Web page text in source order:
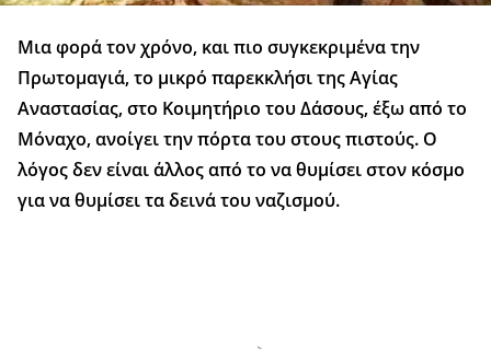
Μια φορά τον χρόνο, και πιο συγκεκριμένα την
Πρωτομαγιά, το μικρό παρεκκλήσι της Αγίας
Αναστασίας, στο Κοιμητήριο του Δάσους, έξω από το
Μόναχο, ανοίγει την πόρτα του στους πιστούς. Ο
λόγος δεν είναι άλλος από το να θυμίσει στον κόσμο
για να θυμίσει τα δεινά του ναζισμού.